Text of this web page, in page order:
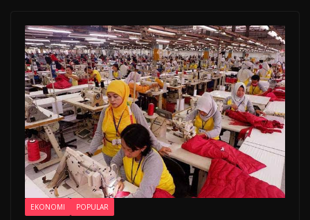
EKONOMI POPULAR